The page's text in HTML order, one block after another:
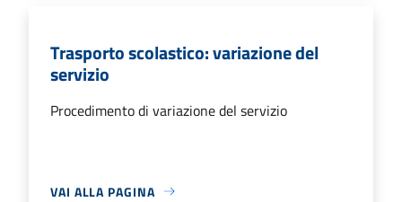
Trasporto scolastico: variazione del
servizio
Procedimento di variazione del servizio
VAI ALLA PAGINA